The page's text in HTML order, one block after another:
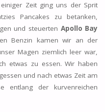
Zeit ging uns der Sprit
Pancakes zu betanken,
und steuerten Apollo Bay
Benzin kamen wir an der
Magen ziemlich leer war,
etwas zu essen. Wir haben
und nach etwas Zeit am
entlang der kurvenreichen